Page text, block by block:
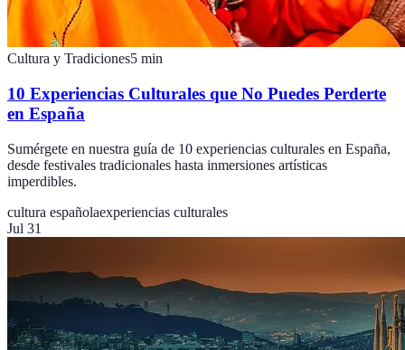
Cultura y Tradiciones5 min
10 Experiencias Culturales que No Puedes Perderte
en España
Sumérgete en nuestra guía de 10 experiencias culturales en España,
desde festivales tradicionales hasta inmersiones artísticas
imperdibles.
cultura españolaexperiencias culturales
Jul 31